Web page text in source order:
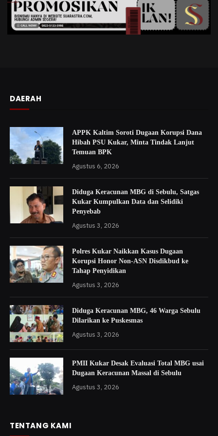
APPK Kaltim Soroti Dugaan Korupsi Dana
Hibah PSU Kukar, Minta Tindak Lanjut
Temuan BPK
Korupsi Honor Non-ASN Disdikbud ke
Tahap Penyidikan
Agustus 3, 2026
Dilarikan ke Puskesmas
Agustus 3, 2026
Agustus 3, 2026
TENTANG KAMI
Suarastra.com
lahir dari pemikiran mendalam para pemuda-
pemudi yang peduli terhadap isu kedaerahan dan kebudayaan.
Setiap tulisan yang dihasilkan merupakan cerita dari hati,
Kami berfokus pada pemberitaan kedaerahan dan seputar